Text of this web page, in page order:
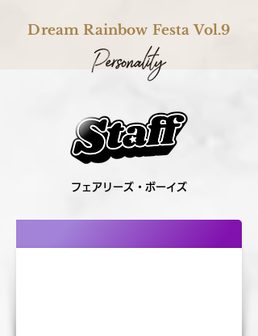
Dream Rainbow Festa Vol.9
フェアリーズ・ボーイズ